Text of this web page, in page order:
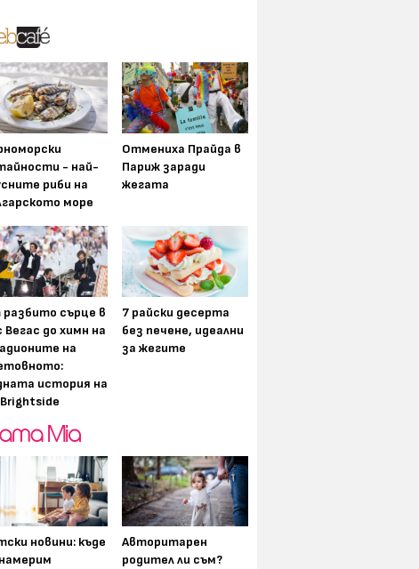
- най-
риби на
море
Отмениха Прайда в
Париж заради
жегата
сърце в
Вегас до химн на
на
история на
Brightside
7 райски десерта
без печене, идеални
за жегите
новини: къде
Авторитарен
родител ли съм?